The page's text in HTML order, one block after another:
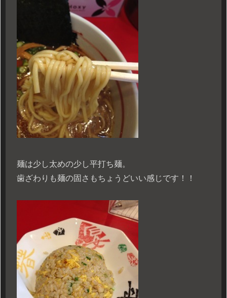
麺は少し太めの少し平打ち麺。
歯ざわりも麺の固さもちょうどいい感じです！！